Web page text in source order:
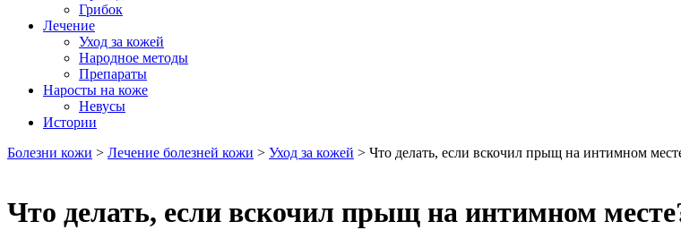
Грибок
Лечение
Уход за кожей
Народное методы
Препараты
Наросты на коже
Невусы
Истории
Болезни кожи > Лечение болезней кожи > Уход за кожей > Что делать, если вскочил прыщ на интимном
Что делать, если вскочил прыщ на интимном